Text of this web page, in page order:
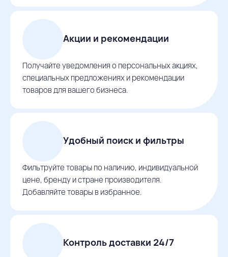
Акции и рекомендации
Получайте уведомления о персональных акциях,
специальных предложениях и рекомендации
товаров для вашего бизнеса.
Удобный поиск и фильтры
Фильтруйте товары по наличию, индивидуальной
цене, бренду и стране производителя.
Добавляйте товары в избранное.
Контроль доставки 24/7